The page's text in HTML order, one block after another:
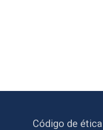
Código de ética